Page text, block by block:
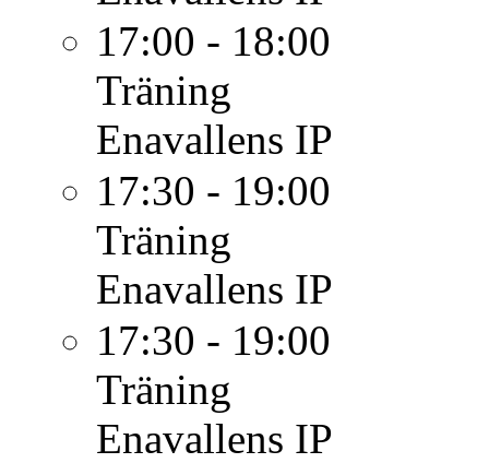
17:00 - 18:00
Träning
Enavallens IP
17:30 - 19:00
Träning
Enavallens IP
17:30 - 19:00
Träning
Enavallens IP